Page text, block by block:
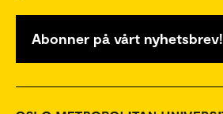
Abonner på vårt nyhetsbrev!